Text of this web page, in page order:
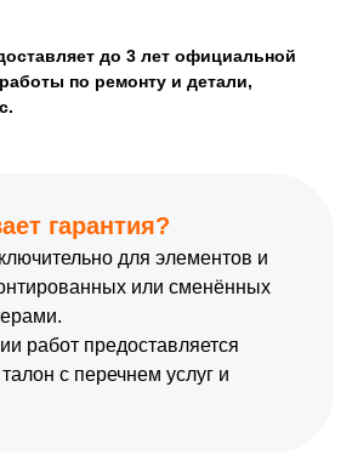
до 3 лет официальной
по ремонту и детали,
гарантия?
для элементов и
или сменённых
работ предоставляется
с перечнем услуг и